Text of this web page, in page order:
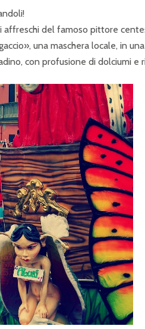
affreschi del famoso pittore
una maschera locale, in
con profusione di dolciumi e